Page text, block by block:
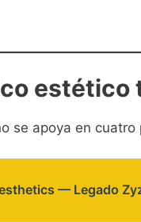
se apoya en cuatro
— Legado